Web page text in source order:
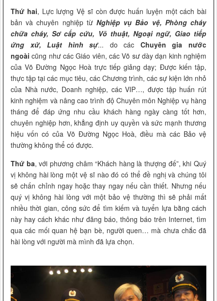
Thứ hai, Lực lượng Vệ sĩ còn được huấn luyện một cách bài
bản và chuyên nghiệp từ Nghiệp vụ Bảo vệ, Phòng cháy
chữa cháy, Sơ cấp cứu, Võ thuật, Ngoại ngữ, Giao tiếp
ứng xử, Luật hình sự... do các Chuyên gia nước
ngoài cũng như các Giáo viên, các Võ sư dày dạn kinh nghiệm
của Võ Đường Ngọc Hoà trực tiếp giảng dạy; Được kiến tập,
thực tập tại các mục tiêu, các Chương trình, các sự kiện lớn nhỏ
của Nhà nước, Doanh nghiệp, các VIP…, được tập huấn rút
kinh nghiệm và nâng cao trình độ Chuyên môn Nghiệp vụ hàng
tháng để đáp ứng nhu cầu khách hàng ngày càng tốt hơn,
chuyên nghiệp hơn, khẳng định uy quyền và sức mạnh thương
hiệu vốn có của Võ Đường Ngọc Hoà, điều mà các Bảo vệ
thường không thể có được.
Thứ ba, với phương châm “Khách hàng là thượng đế”, khi Quý
vị không hài lòng một vệ sĩ nào đó có thể đề nghị và chúng tôi
sẽ chấn chỉnh ngay hoặc thay ngay nếu cần thiết. Nhưng nếu
quý vị không hài lòng với một bảo vệ thường thì sẽ phải mất
nhiều thời gian, công sức để tìm kiếm và tuyển lựa bằng cách
này hay cách khác như đăng báo, thông báo trên Internet, tìm
qua các mối quan hệ bạn bè, người quen… mà chưa chắc đã
hài lòng với người mà mình đã lựa chọn.